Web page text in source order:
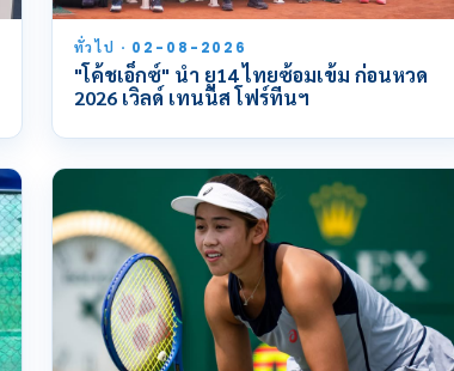
ทั่วไป · 02-08-2026
"โค้ชเอ็กซ์" นำ ยู14 ไทยซ้อมเข้ม ก่อนหวด
2026 เวิลด์ เทนนิส โฟร์ทีนฯ